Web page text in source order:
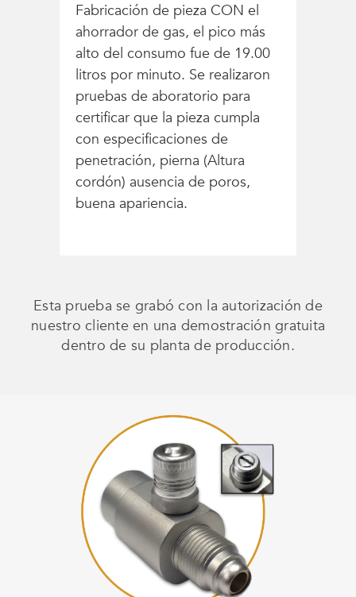
Fabricación de pieza CON el
ahorrador de gas, el pico más
alto del consumo fue de 19.00
litros por minuto. Se realizaron
pruebas de aboratorio para
certificar que la pieza cumpla
con especificaciones de
penetración, pierna (Altura
cordón) ausencia de poros,
buena apariencia.
Esta prueba se grabó con la autorización de
nuestro cliente en una demostración gratuita
dentro de su planta de producción.